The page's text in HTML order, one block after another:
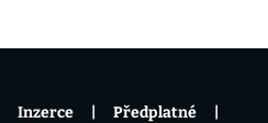
Inzerce Předplatné